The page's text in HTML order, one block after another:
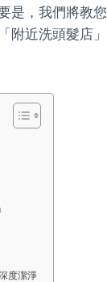
是，我們將教
附近洗頭髮店
度潔淨